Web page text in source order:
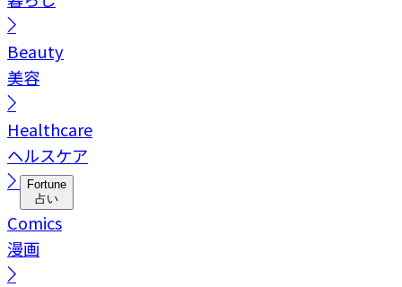
Beauty
美容
Healthcare
ヘルスケア
Fortune
占い
Comics
漫画